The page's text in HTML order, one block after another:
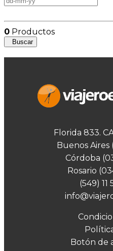
0 Productos
Buscar
Florida 833.
Buenos Aires
Córdoba
Rosario
(549) 11
Botón de